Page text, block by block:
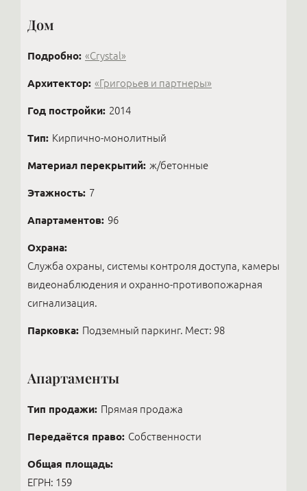
Дом
Подробно: «Crystal»
Архитектор: «Григорьев и партнеры»
Год постройки: 2014
Тип: Кирпично-монолитный
Материал перекрытий: ж/бетонные
Этажность: 7
Апартаментов: 96
Охрана:
Служба охраны, системы контроля доступа, камеры
видеонаблюдения и охранно-противопожарная
сигнализация.
Парковка: Подземный паркинг. Мест: 98
Апартаменты
Тип продажи: Прямая продажа
Передаётся право: Собственности
Общая площадь:
ЕГРН: 159